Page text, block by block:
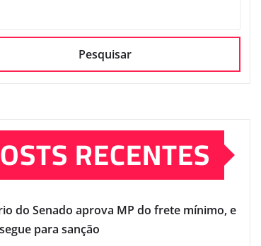
Pesquisar
RECENTES
do Senado aprova MP do frete mínimo, e
para sanção